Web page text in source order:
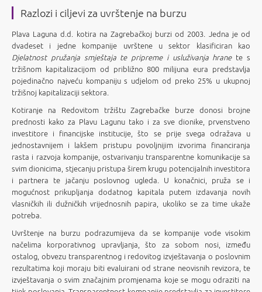
Razlozi i ciljevi za uvrštenje na burzu
Plava Laguna d.d. kotira na Zagrebačkoj burzi od 2003. Jedna je od
dvadeset i jedne kompanije uvrštene u sektor klasificiran kao
Djelatnost pružanja smještaja te pripreme i usluživanja hranete s
tržišnom kapitalizacijom od približno 800 milijuna eura predstavlja
pojedinačno najveću kompaniju s udjelom od preko 25% u ukupnoj
tržišnoj kapitalizaciji sektora.
Kotiranje na Redovitom tržištu Zagrebačke burze donosi brojne
prednosti kako za Plavu Lagunu tako i za sve dionike, prvenstveno
investitore i financijske institucije, što se prije svega odražava u
jednostavnijem i lakšem pristupu povoljnijim izvorima financiranja
rasta i razvoja kompanije, ostvarivanju transparentne komunikacije sa
svim dionicima, stjecanju pristupa širem krugu potencijalnih investitora
i partnera te jačanju poslovnog ugleda. U konačnici, pruža se i
mogućnost prikupljanja dodatnog kapitala putem izdavanja novih
vlasničkih ili dužničkih vrijednosnih papira, ukoliko se za time ukaže
potreba.
Uvrštenje na burzu podrazumijeva da se kompanije vode visokim
načelima korporativnog upravljanja, što za sobom nosi, između
ostalog, obvezu transparentnog i redovitog izvještavanja o poslovnim
rezultatima koji moraju biti evaluirani od strane neovisnih revizora, te
izvještavanja o svim značajnim promjenama koje se mogu odraziti na